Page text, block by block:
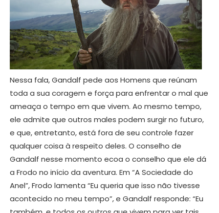
Nessa fala, Gandalf pede aos Homens que reúnam
toda a sua coragem e força para enfrentar o mal que
ameaça o tempo em que vivem. Ao mesmo tempo,
ele admite que outros males podem surgir no futuro,
e que, entretanto, está fora de seu controle fazer
qualquer coisa à respeito deles. O conselho de
Gandalf nesse momento ecoa o conselho que ele dá
a Frodo no início da aventura. Em “A Sociedade do
Anel”, Frodo lamenta “Eu queria que isso não tivesse
acontecido no meu tempo”, e Gandalf responde: “Eu